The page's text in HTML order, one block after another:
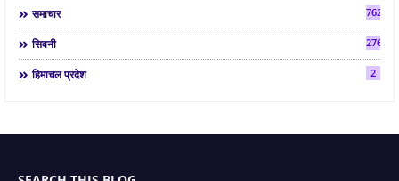
समाचार 7624
सिवनी 2763
हिमाचल प्रदेश 2